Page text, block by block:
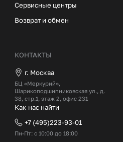
Сервисные центры
Возврат и обмен
КОНТАКТЫ
г. Москва
БЦ «Меркурий»,
Шарикоподшипниковская ул., д.
38, стр.1, этаж 2, офис 231
Как нас найти
+7 (495)223-93-01
Пн-Пт: с 10:00 до 18:00